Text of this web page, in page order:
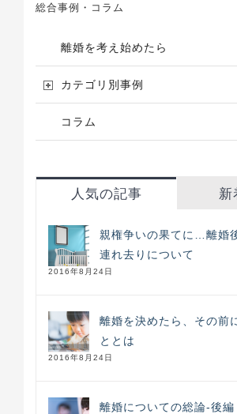
総合事例・コラム
離婚を考え始めたら
カテゴリ別事例
コラム
人気の記事 新
親権争いの果てに…離婚
連れ去りについて
2016年8月24日
離婚を決めたら、その前
ととは
2016年8月24日
離婚についての総論-後編